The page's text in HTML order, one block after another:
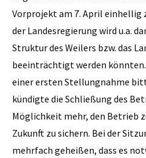
Vorprojekt am 7. April einhellig
der Landesregierung wird u.a.
Struktur des Weilers bzw. das
beeinträchtigt werden
einer ersten Stellungnahme
kündigte die Schließung des
Möglichkeit mehr, den Betrieb
Zukunft zu sichern. Bei der
mehrfach geheißen, dass es